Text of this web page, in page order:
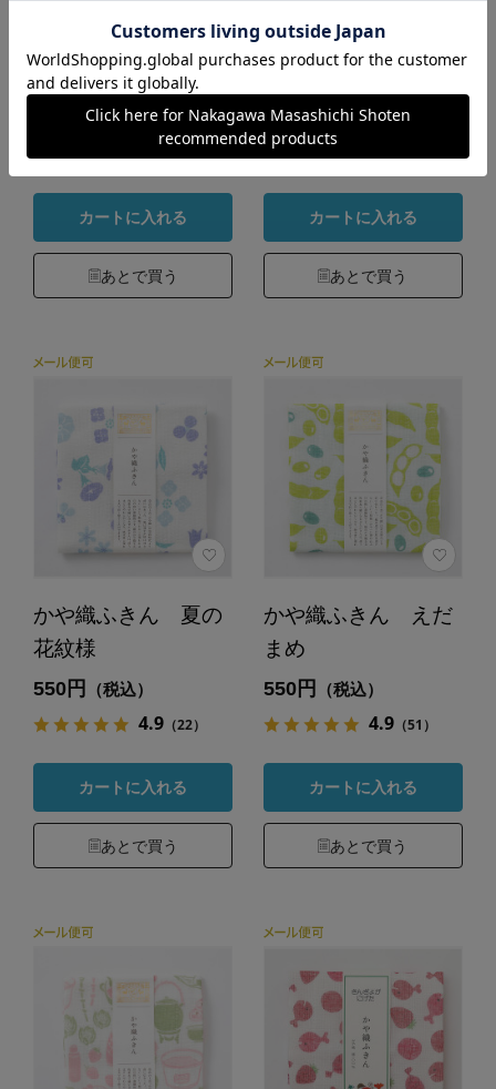
わたしのワンピース
かや織ふきん
550円（税込）
4.9（186）
カートに入れる
あとで買う
11ぴきのねこ かや織
ふきん
550円（税込）
4.8（190）
カートに入れる
あとで買う
かや織ふきん 夏の
花紋様
550円 （税込）
4.9（22）
カートに入れる
あとで買う
かや織ふきん えだ
まめ
550円 （税込）
4.9（51）
カートに入れる
あとで買う